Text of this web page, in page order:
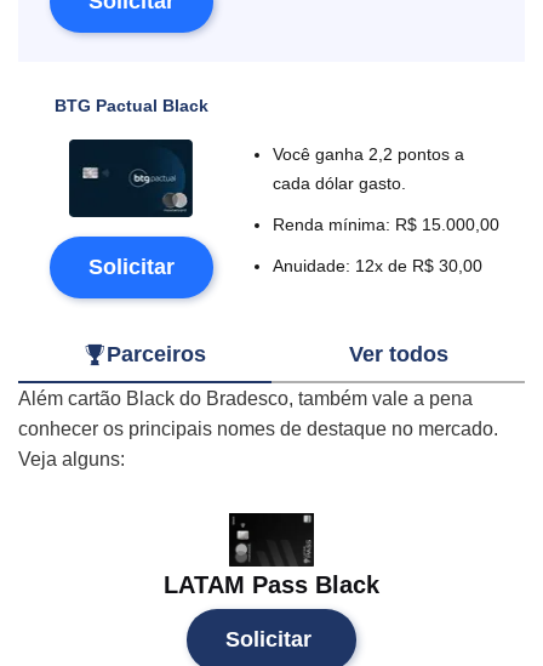
BTG Pactual Black
Solicitar
Você ganha 2,2 pontos a
cada dólar gasto.
Renda mínima: R$ 15.000,00
Anuidade: 12x de R$ 30,00
Parceiros Ver todos
Além cartão Black do Bradesco, também vale a pena
conhecer os principais nomes de destaque no mercado.
Veja alguns:
LATAM Pass Black
Solicitar